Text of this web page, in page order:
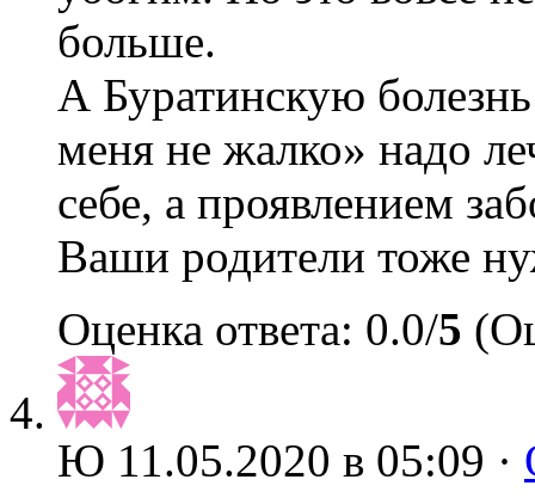
больше.
А Буратинскую
меня не жалко» надо
себе, а проявлением
Ваши родители тоже
Оценка ответа: 0.0/5
Ю 11.05.2020 в 05:09 ·